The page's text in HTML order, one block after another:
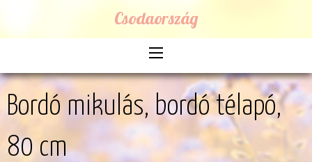
Csodaország
Bordó mikulás, bordó télapó,
80 cm